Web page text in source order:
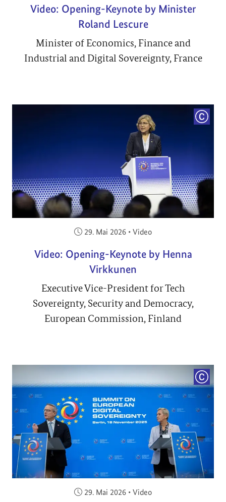
Video: Opening-Keynote by Minister
Roland Lescure
Minister of Economics, Finance and
Industrial and Digital Sovereignty, France
Veröffentlicht am:
29. Mai 2026 • Video
Video: Opening-Keynote by Henna
Virkkunen
Executive Vice-President for Tech
Sovereignty, Security and Democracy,
European Commission, Finland
Veröffentlicht am:
29. Mai 2026 • Video